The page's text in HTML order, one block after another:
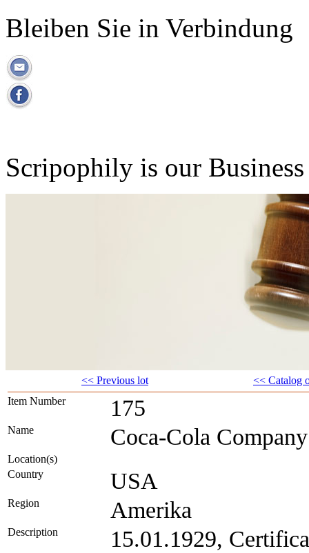
Bleiben Sie in Verbindung
Scripophily is our
<< Previous lot
<< Catalog
Item Number
175
Name Coca-Cola Company
Location(s)
Country
USA
Region Amerika
Description
15.01.1929,